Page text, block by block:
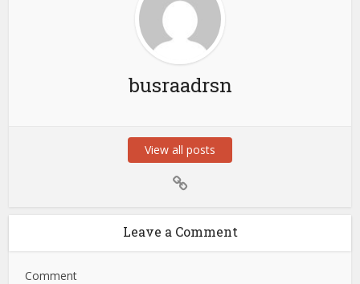
busraadrsn
View all posts
Leave a Comment
Comment